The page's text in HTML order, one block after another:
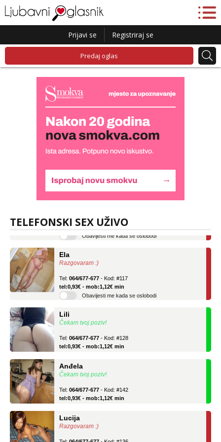
Prijavi se Registriraj se
Predaj oglas
TELEFONSKI SEX UŽIVO
Lucija
tel:0,93€ - mob:1,12€ min
Obavijesti me kada se oslobodi
Razgovaram :)
tel:0,93€ - mob:1,12€ min
Obavijesti me kada se oslobodi
Čekam tvoj poziv!
tel:0,93€ - mob:1,12€ min
Čekam tvoj poziv!
tel:0,93€ - mob:1,12€ min
Razgovaram :)